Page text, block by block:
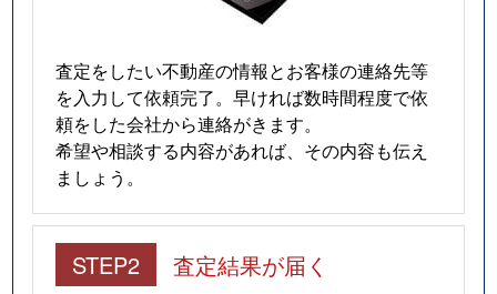
査定をしたい不動産の情報とお客様の連絡先等
を入力して依頼完了。早ければ数時間程度で依
頼をした会社から連絡がきます。
希望や相談する内容があれば、その内容も伝え
ましょう。
STEP2 査定結果が届く